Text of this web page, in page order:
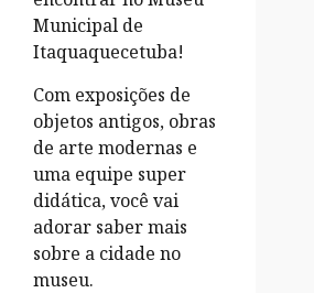
Municipal de
Itaquaquecetuba!
Com exposições de
objetos antigos, obras
de arte modernas e
uma equipe super
didática, você vai
adorar saber mais
sobre a cidade no
museu.